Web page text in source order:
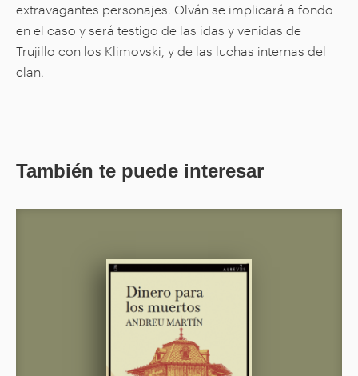
extravagantes personajes. Olván se implicará a fondo
en el caso y será testigo de las idas y venidas de
Trujillo con los Klimovski, y de las luchas internas del
clan.
También te puede interesar